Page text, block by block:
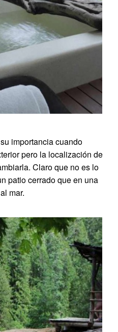
importancia cuando
pero la localización de
Claro que no es lo
patio cerrado que en una
mar.